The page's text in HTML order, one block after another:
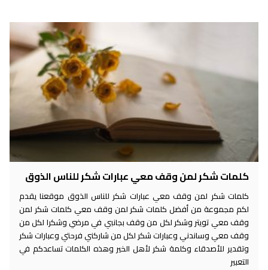
كلمات شكر لمن وقف معي عبارات شكر للناس الذوق
كلمات شكر لمن وقف معي عبارات شكر للناس الذوق موقعنا يقدم
لكم مجموعة من أفضل كلمات شكر لمن وقف معي كلمات شكر لمن
وقف معي تويتر وشكر لكل من وقف بجانبي في مرضي وشكرا لكل من
وقف معي وساندني وعبارات شكر لكل من شاركني فرحتي وعبارات شكر
وتقدير للأصدقاء وكلمة شكر لأهل الخير وهذه الكلمات تساعدكم في
التعبير